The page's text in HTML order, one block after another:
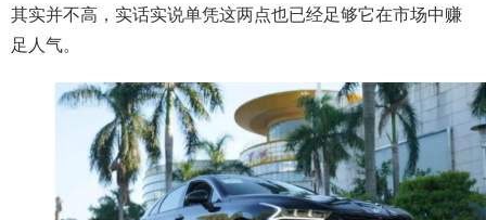
其实并不高，实话实说单凭这两点也已经足够它在市场中赚
足人气。